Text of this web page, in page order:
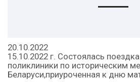
20.10.2022
15.10.2022 г. Состоялась
поликлиники по историческим
Беларуси,приуроченная к дню